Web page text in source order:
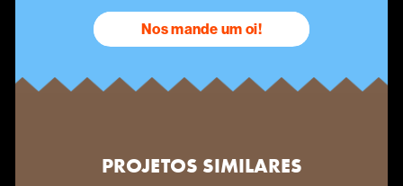
Nos mande um oi!
PROJETOS SIMILARES